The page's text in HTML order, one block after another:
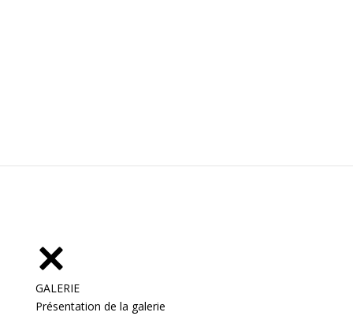
GALERIE
Présentation de la galerie